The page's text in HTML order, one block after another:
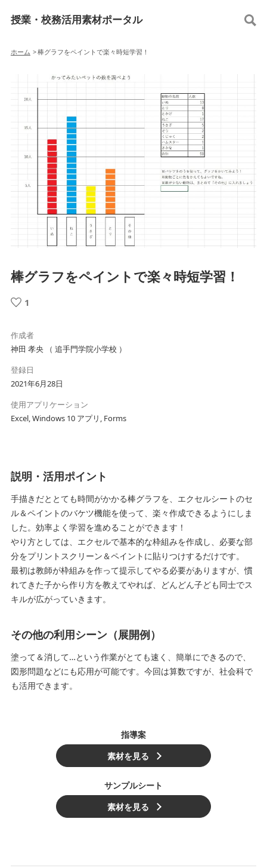
授業・校務活用素材ポータル
ホーム >棒グラフをペイントで楽々時短学習！
棒グラフをペイントで楽々時短学習！
1
作成者
神田 孝央 （ 追手門学院小学校 ）
登録日
2021年6月28日
使用アプリケーション
Excel, Windows 10 アプリ, Forms
説明・活用ポイント
手描きだととても時間がかかる棒グラフを、エクセルシートのセ
ル＆ペイントのバケツ機能を使って、楽々作成できるようにしま
した。効率よく学習を進めることができます！
やり方としては、エクセルで基本的な枠組みを作成し、必要な部
分をプリントスクリーン＆ペイントに貼りつけするだけです。
最初は教師が枠組みを作って提示してやる必要がありますが、慣
れてきた子から作り方を教えてやれば、どんどん子ども同士でス
キルが広がっていきます。
その他の利用シーン（展開例）
塗って＆消して…という作業がとても速く、簡単にできるので、
図形問題などにも応用が可能です。今回は算数ですが、社会科で
も活用できます。
指導案
素材を見る
サンプルシート
素材を見る